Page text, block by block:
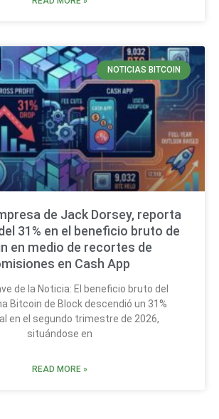
NOTICIAS BITCOIN
de Jack Dorsey, reporta
31% en el beneficio bruto de
en medio de recortes de
en Cash App
de la Noticia: El beneficio bruto del
Bitcoin de Block descendió un 31%
en el segundo trimestre de 2026,
situándose en
READ MORE »